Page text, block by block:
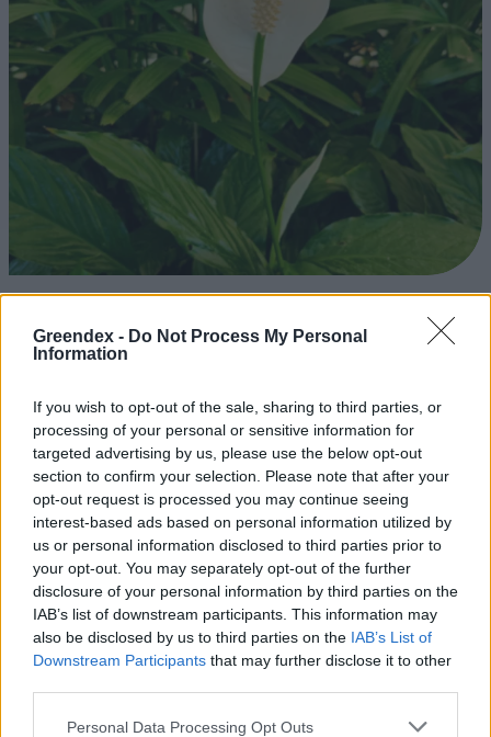
Greendex - Do Not Process My Personal
Information
If you wish to opt-out of the sale, sharing to third parties, or
processing of your personal or sensitive information for
targeted advertising by us, please use the below opt-out
section to confirm your selection. Please note that after your
opt-out request is processed you may continue seeing
interest-based ads based on personal information utilized by
us or personal information disclosed to third parties prior to
your opt-out. You may separately opt-out of the further
disclosure of your personal information by third parties on the
IAB’s list of downstream participants. This information may
also be disclosed by us to third parties on the IAB’s List of
Downstream Participants that may further disclose it to other
Personal Data Processing Opt Outs
és a fényszegény környezetet.
Születésnapi programokkal várja a
hétvégén a közönséget a 160 éves
Fővárosi Állatkert
ÉLŐ BOLYGÓNK
Szedd magad őszibarack: itt vannak
a legjobb lelőhelyek!
SZEMLE